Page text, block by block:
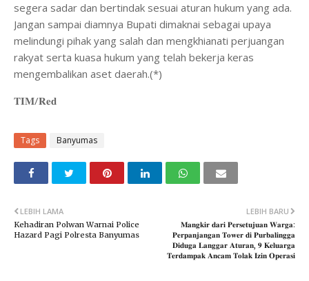
segera sadar dan bertindak sesuai aturan hukum yang ada.
Jangan sampai diamnya Bupati dimaknai sebagai upaya
melindungi pihak yang salah dan mengkhianati perjuangan
rakyat serta kuasa hukum yang telah bekerja keras
mengembalikan aset daerah.(*)
𝐓𝐈𝐌/𝐑𝐞𝐝
Tags Banyumas
LEBIH BARU
𝐌𝐚𝐧𝐠𝐤𝐢𝐫 𝐝𝐚𝐫𝐢 𝐏𝐞𝐫𝐬𝐞𝐭𝐮𝐣𝐮𝐚𝐧 𝐖𝐚𝐫𝐠𝐚:
𝐏𝐞𝐫𝐩𝐚𝐧𝐣𝐚𝐧𝐠𝐚𝐧 𝐓𝐨𝐰𝐞𝐫 𝐝𝐢 𝐏𝐮𝐫𝐛𝐚𝐥𝐢𝐧𝐠𝐠𝐚
𝐃𝐢𝐝𝐮𝐠𝐚 𝐋𝐚𝐧𝐠𝐠𝐚𝐫 𝐀𝐭𝐮𝐫𝐚𝐧, 𝟗 𝐊𝐞𝐥𝐮𝐚𝐫𝐠𝐚
𝐓𝐞𝐫𝐝𝐚𝐦𝐩𝐚𝐤 𝐀𝐧𝐜𝐚𝐦 𝐓𝐨𝐥𝐚𝐤 𝐈𝐳𝐢𝐧 𝐎𝐩𝐞𝐫𝐚𝐬𝐢
LEBIH LAMA
Kehadiran Polwan Warnai Police
Hazard Pagi Polresta Banyumas